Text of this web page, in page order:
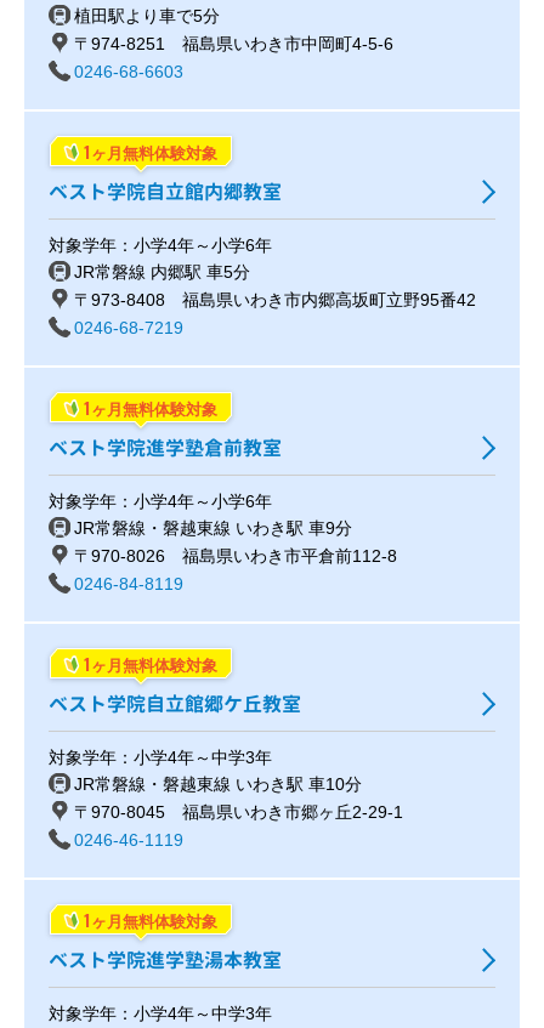
植田駅より車で5分
〒974-8251 福島県いわき市中岡町4-5-6
0246-68-6603
1 ヶ月無料体験対象
ベスト学院自立館内郷教室
対象学年：小学4年～小学6年
JR常磐線 内郷駅 車5分
〒973-8408 福島県いわき市内郷高坂町立野95番42
0246-68-7219
1 ヶ月無料体験対象
ベスト学院進学塾倉前教室
対象学年：小学4年～小学6年
JR常磐線・磐越東線 いわき駅 車9分
〒970-8026 福島県いわき市平倉前112-8
0246-84-8119
1 ヶ月無料体験対象
ベスト学院自立館郷ケ丘教室
対象学年：小学4年～中学3年
JR常磐線・磐越東線 いわき駅 車10分
〒970-8045 福島県いわき市郷ヶ丘2-29-1
0246-46-1119
1 ヶ月無料体験対象
ベスト学院進学塾湯本教室
対象学年：小学4年～中学3年